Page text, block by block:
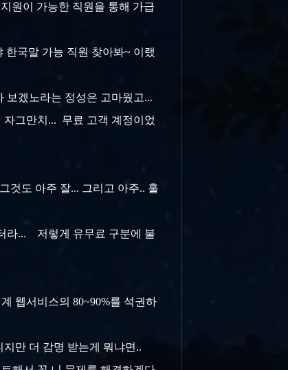
원이 가능한 직원을 통해 가급
국말 가능 직원 찾아봐~ 이랬
보겠노라는 정성은 고마웠고...
그만치... 무료 고객 계정이었
것도 아주 잘... 그리고 아주.. 훌
라... 저렇게 유무료 구분에 불
웹서비스의 80~90%를 석권하
만 더 감명 받는게 뭐냐면..